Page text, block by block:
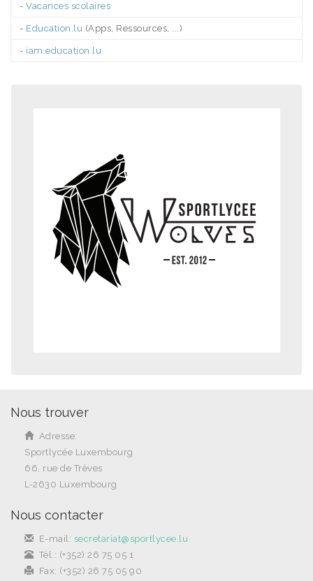
- Vacances scolaires
- Education.lu (Apps, Ressources, ...)
- iam.education.lu
Nous trouver
Adresse:
Sportlycée Luxembourg
66, rue de Trèves
L-2630 Luxembourg
Nous contacter
E-mail: secretariat@sportlycee.lu
Tél.: (+352) 26 75 05 1
Fax: (+352) 26 75 05 90